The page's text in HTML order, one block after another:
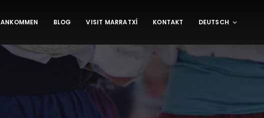
ANKOMMEN BLOG VISIT MARRATXÍ KONTAKT DEUTSCH